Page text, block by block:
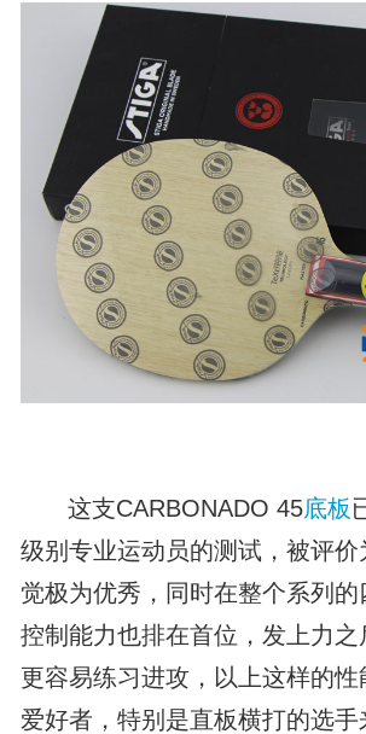
这支CARBONADO 45底板
级别专业运动员的测试，被评价
觉极为优秀，同时在整个系列的
控制能力也排在首位，发上力之
更容易练习进攻，以上这样的
爱好者，特别是直板横打的选手